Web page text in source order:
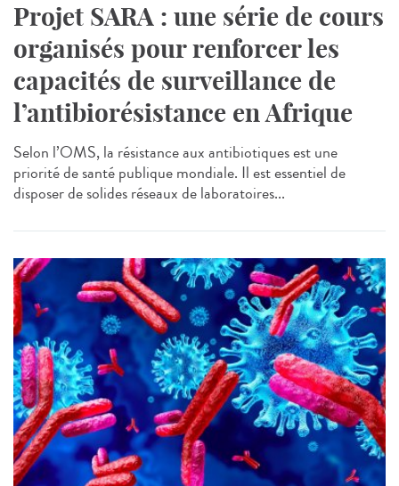
Projet SARA : une série de cours
organisés pour renforcer les
capacités de surveillance de
l’antibiorésistance en Afrique
Selon l’OMS, la résistance aux antibiotiques est une
priorité de santé publique mondiale. Il est essentiel de
disposer de solides réseaux de laboratoires...